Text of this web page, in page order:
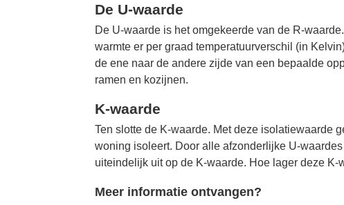
De U-waarde
De U-waarde is het omgekeerde van de R-
warmte er per graad temperatuurverschil (in
de ene naar de andere zijde van een bepaalde
ramen en kozijnen.
K-waarde
Ten slotte de K-waarde. Met deze isolatiewaarde
woning isoleert. Door alle afzonderlijke U-
uiteindelijk uit op de K-waarde. Hoe lager deze
Meer informatie ontvangen?